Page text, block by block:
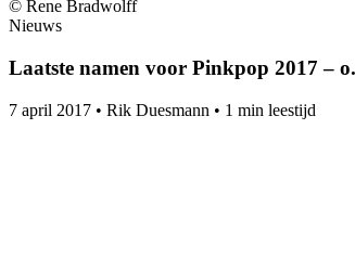
© Rene Bradwolff
Nieuws
Laatste namen voor Pinkpop 2017 –
7 april 2017 • Rik Duesmann • 1 min leestijd